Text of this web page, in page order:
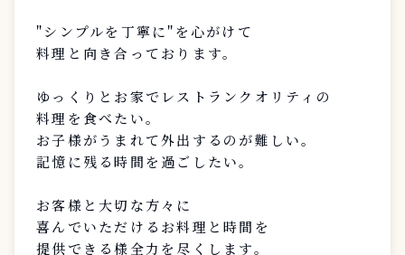
"シンプルを丁寧に"を心がけて
料理と向き合っております。
ゆっくりとお家でレストランクオリティの
料理を食べたい。
お子様がうまれて外出するのが難しい。
記憶に残る時間を過ごしたい。
お客様と大切な方々に
喜んでいただけるお料理と時間を
提供できる様全力を尽くします。